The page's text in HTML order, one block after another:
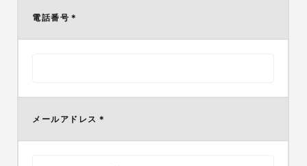
電話番号 ＊
メールアドレス ＊